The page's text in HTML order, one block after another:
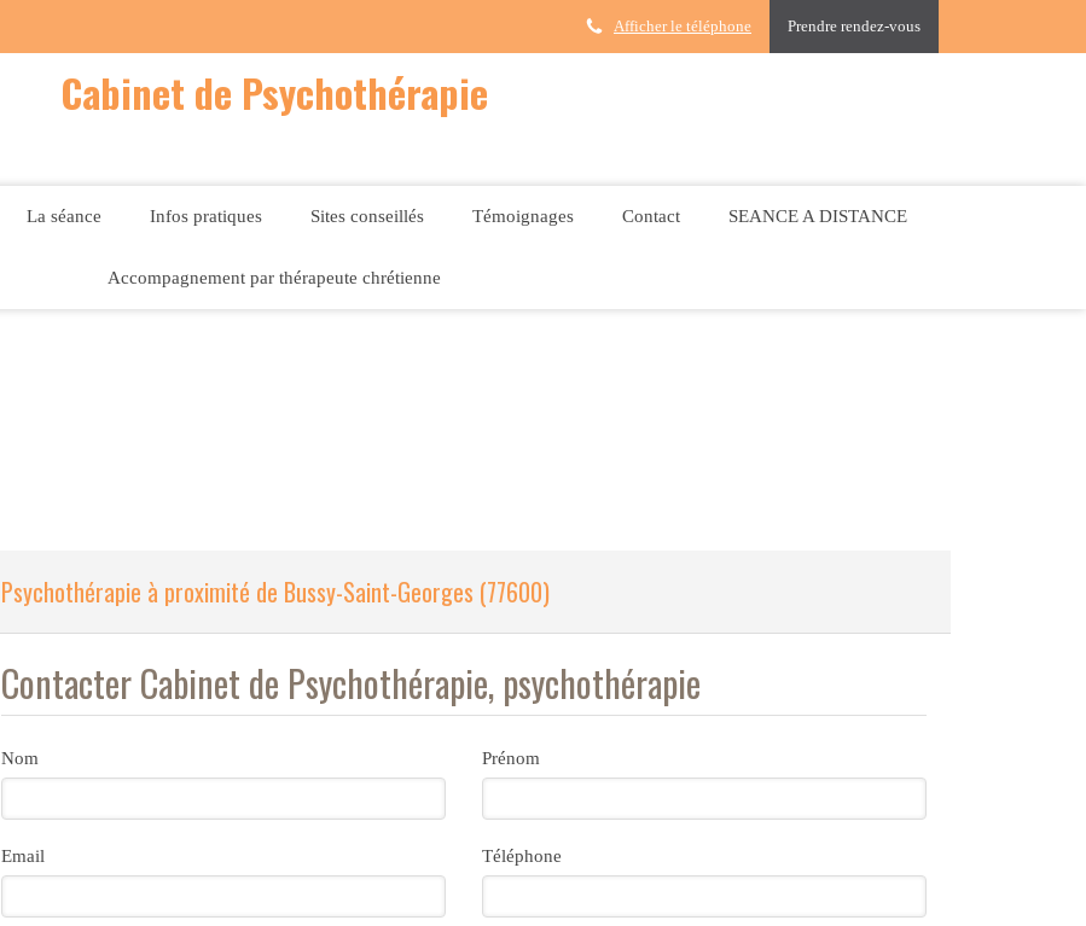
Prendre rendez-vous
Afficher le téléphone
Cabinet de Psychothérapie
La séance Infos pratiques Sites conseillés Témoignages Contact SEANCE A DISTANCE
Accompagnement par thérapeute chrétienne
Psychothérapie à proximité de Bussy-Saint-Georges (77600)
Contacter Cabinet de Psychothérapie, psychothérapie
Nom Prénom
Email Téléphone